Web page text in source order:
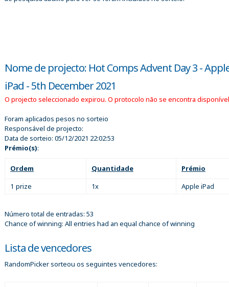
Nome de projecto: Hot Comps Advent Day 3 -
iPad - 5th December 2021
O projecto seleccionado expirou. O protocolo não se encontra
Foram aplicados pesos no sorteio
Responsável de projecto:
Data de sorteio: 05/12/2021 22:02:53
Prémio(s):
Ordem Quantidade
Prémio
1 prize
1x Apple iPad
Número total de entradas: 53
Chance of winning: All entries had an equal chance of winning
Lista de vencedores
RandomPicker sorteou os seguintes vencedores: